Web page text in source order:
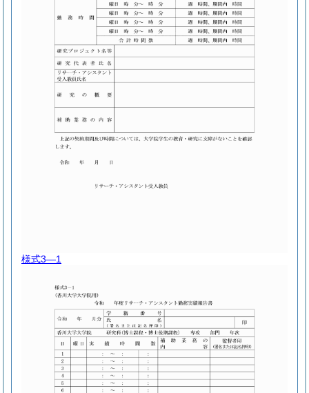
様式3―1